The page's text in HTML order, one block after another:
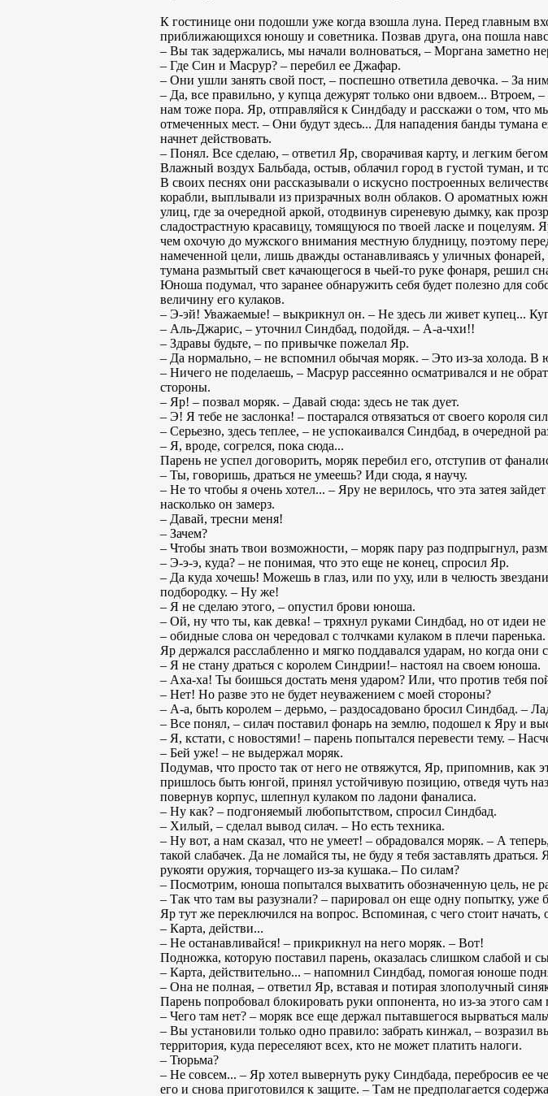
К гостинице они подошли уже когда взошла луна. Перед главным
приближающихся юношу и советника. Позвав друга, она пошла
– Вы так задержались, мы начали волноваться, – Моргана заметно
– Где Син и Масрур? – перебил ее Джафар.
– Они ушли занять свой пост, – поспешно ответила девочка. – За
– Да, все правильно, у купца дежурят только они вдвоем...
нам тоже пора. Яр, отправляйся к Синдбаду и расскажи о том, что
отмеченных мест. – Они будут здесь... Для нападения банды тумана
начнет действовать.
– Понял. Все сделаю, – ответил Яр, сворачивая карту, и легким
Влажный воздух Бальбада, остыв, облачил город в густой туман, и
В своих песнях они рассказывали о искусно построенных
корабли, выплывали из призрачных волн облаков. О ароматных
улиц, где за очередной аркой, отодвинув сиреневую дымку, как
сладострастную красавицу, томящуюся по твоей ласке и поцелуям.
чем охочую до мужского внимания местную блудницу, поэтому
намеченной цели, лишь дважды останавливаясь у уличных
тумана размытый свет качающегося в чьей-то руке фонаря, решил
Юноша подумал, что заранее обнаружить себя будет полезно для
величину его кулаков.
– Э-эй! Уважаемые! – выкрикнул он. – Не здесь ли живет купец...
– Аль-Джарис, – уточнил Синдбад, подойдя. – А-а-чхи!!
– Здравы будьте, – по привычке пожелал Яр.
– Да нормально, – не вспомнил обычая моряк. – Это из-за холода.
– Ничего не поделаешь, – Масрур рассеянно осматривался и не
стороны.
– Яр! – позвал моряк. – Давай сюда: здесь не так дует.
– Э! Я тебе не заслонка! – постарался отвязаться от своего короля
– Серьезно, здесь теплее, – не успокаивался Синдбад, в очередной
– Я, вроде, согрелся, пока сюда...
Парень не успел договорить, моряк перебил его, отступив от
– Ты, говоришь, драться не умеешь? Иди сюда, я научу.
– Не то чтобы я очень хотел... – Яру не верилось, что эта затея
насколько он замерз.
– Давай, тресни меня!
– Зачем?
– Чтобы знать твои возможности, – моряк пару раз подпрыгнул,
– Э-э-э, куда? – не понимая, что это еще не конец, спросил Яр.
– Да куда хочешь! Можешь в глаз, или по уху, или в челюсть
подбородку. – Ну же!
– Я не сделаю этого, – опустил брови юноша.
– Ой, ну что ты, как девка! – тряхнул руками Синдбад, но от идеи
– обидные слова он чередовал с толчками кулаком в плечи паренька.
Яр держался расслабленно и мягко поддавался ударам, но когда они
– Я не стану драться с королем Синдрии!– настоял на своем юноша.
– Аха-ха! Ты боишься достать меня ударом? Или, что против тебя
– Нет! Но разве это не будет неуважением с моей стороны?
– А-а, быть королем – дерьмо, – раздосадовано бросил Синдбад. –
– Все понял, – силач поставил фонарь на землю, подошел к Яру и
– Я, кстати, с новостями! – парень попытался перевести тему. –
– Бей уже! – не выдержал моряк.
Подумав, что просто так от него не отвяжутся, Яр, припомнив, как
пришлось быть юнгой, принял устойчивую позицию, отведя чуть
повернув корпус, шлепнул кулаком по ладони фаналиса.
– Ну как? – подгоняемый любопытством, спросил Синдбад.
– Хилый, – сделал вывод силач. – Но есть техника.
– Ну вот, а нам сказал, что не умеет! – обрадовался моряк. – А
такой слабачек. Да не ломайся ты, не буду я тебя заставлять
рукояти оружия, торчащего из-за кушака.– По силам?
– Посмотрим, юноша попытался выхватить обозначенную цель, не
– Так что там вы разузнали? – парировал он еще одну попытку, уже
Яр тут же переключился на вопрос. Вспоминая, с чего стоит
– Карта, действи...
– Не останавливайся! – прикрикнул на него моряк. – Вот!
Подножка, которую поставил парень, оказалась слишком слабой и
– Карта, действительно... – напомнил Синдбад, помогая юноше
– Она не полная, – ответил Яр, вставая и потирая злополучный
Парень попробовал блокировать руки оппонента, но из-за этого сам
– Чего там нет? – моряк все еще держал пытавшегося вырваться
– Вы установили только одно правило: забрать кинжал, –
территория, куда переселяют всех, кто не может платить налоги.
– Тюрьма?
– Не совсем... – Яр хотел вывернуть руку Синдбада, перебросив ее
его и снова приготовился к защите. – Там не предполагается